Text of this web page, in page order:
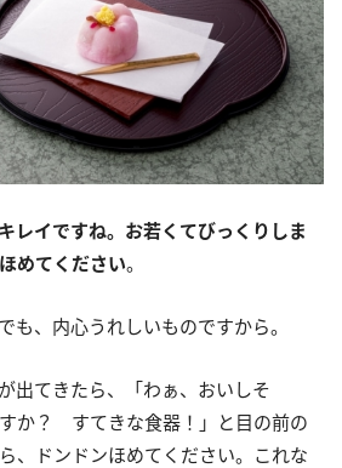
レイですね。お若くてびっくりしま
めてください。
も、内心うれしいものですから。
出てきたら、「わぁ、おいしそ
？ すてきな食器！」と目の前の
、ドンドンほめてください。これな